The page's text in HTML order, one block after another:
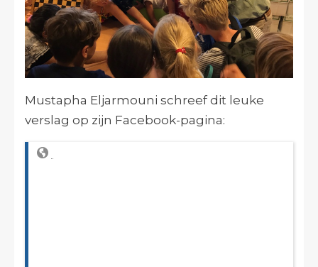
Mustapha Eljarmouni schreef dit leuke
verslag op zijn Facebook-pagina: